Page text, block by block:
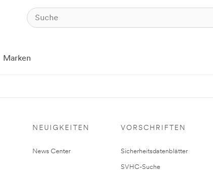
Marken
NEUIGKEITEN
News Center
VORSCHRIFTEN
Sicherheitsdatenblätter
SVHC-Suche